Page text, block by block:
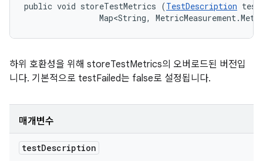
public void storeTestMetrics (TestDescription
Map<String,
하위 호환성을 위해 storeTestMetrics의 오버로드된 버전입
니다. 기본적으로 testFailed는 false로 설정됩니다.
매개변수
testDescription